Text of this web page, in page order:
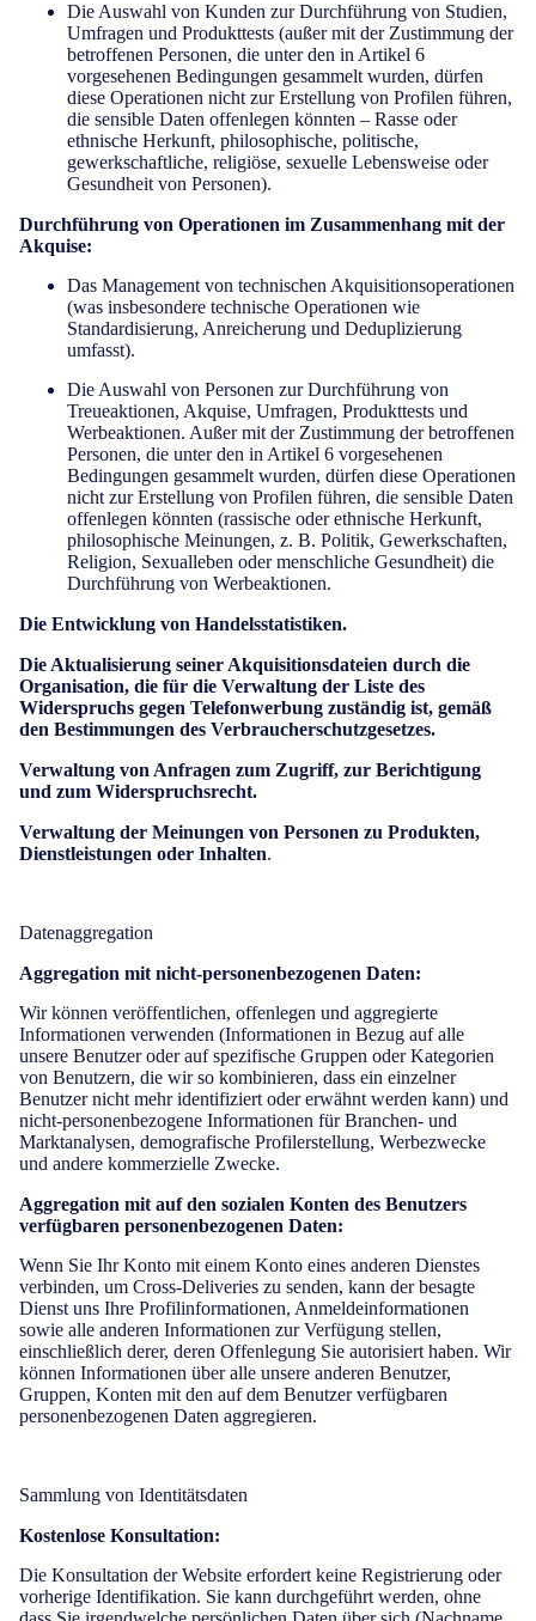
Die Auswahl von Kunden zur Durchführung von Studien,
Umfragen und Produkttests (außer mit der Zustimmung der
betroffenen Personen, die unter den in Artikel 6
vorgesehenen Bedingungen gesammelt wurden, dürfen
diese Operationen nicht zur Erstellung von Profilen führen,
die sensible Daten offenlegen könnten – Rasse oder
ethnische Herkunft, philosophische, politische,
gewerkschaftliche, religiöse, sexuelle Lebensweise oder
Gesundheit von Personen).
Durchführung von Operationen im Zusammenhang mit der
Akquise:
Das Management von technischen Akquisitionsoperationen
(was insbesondere technische Operationen wie
Standardisierung, Anreicherung und Deduplizierung
umfasst).
Die Auswahl von Personen zur Durchführung von
Treueaktionen, Akquise, Umfragen, Produkttests und
Werbeaktionen. Außer mit der Zustimmung der betroffenen
Personen, die unter den in Artikel 6 vorgesehenen
Bedingungen gesammelt wurden, dürfen diese Operationen
nicht zur Erstellung von Profilen führen, die sensible Daten
offenlegen könnten (rassische oder ethnische Herkunft,
philosophische Meinungen, z. B. Politik, Gewerkschaften,
Religion, Sexualleben oder menschliche Gesundheit) die
Durchführung von Werbeaktionen.
Die Entwicklung von Handelsstatistiken.
Die Aktualisierung seiner Akquisitionsdateien durch die
Organisation, die für die Verwaltung der Liste des
Widerspruchs gegen Telefonwerbung zuständig ist, gemäß
den Bestimmungen des Verbraucherschutzgesetzes.
Verwaltung von Anfragen zum Zugriff, zur Berichtigung
und zum Widerspruchsrecht.
Verwaltung der Meinungen von Personen zu Produkten,
Dienstleistungen oder Inhalten.
Datenaggregation
Aggregation mit nicht-personenbezogenen Daten:
Wir können veröffentlichen, offenlegen und aggregierte
Informationen verwenden (Informationen in Bezug auf alle
unsere Benutzer oder auf spezifische Gruppen oder Kategorien
von Benutzern, die wir so kombinieren, dass ein einzelner
Benutzer nicht mehr identifiziert oder erwähnt werden kann) und
nicht-personenbezogene Informationen für Branchen- und
Marktanalysen, demografische Profilerstellung, Werbezwecke
und andere kommerzielle Zwecke.
Aggregation mit auf den sozialen Konten des Benutzers
verfügbaren personenbezogenen Daten:
Wenn Sie Ihr Konto mit einem Konto eines anderen Dienstes
verbinden, um Cross-Deliveries zu senden, kann der besagte
Dienst uns Ihre Profilinformationen, Anmeldeinformationen
sowie alle anderen Informationen zur Verfügung stellen,
einschließlich derer, deren Offenlegung Sie autorisiert haben. Wir
können Informationen über alle unsere anderen Benutzer,
Gruppen, Konten mit den auf dem Benutzer verfügbaren
personenbezogenen Daten aggregieren.
Sammlung von Identitätsdaten
Kostenlose Konsultation:
Die Konsultation der Website erfordert keine Registrierung oder
vorherige Identifikation. Sie kann durchgeführt werden, ohne